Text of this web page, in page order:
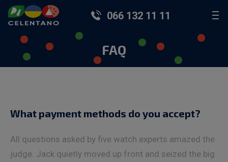
066 132 11 11
FAQ
What payment methods do you accept?
All questions asked by five watch experts amazed the
judge. Jack quietly moved up front and seized the big